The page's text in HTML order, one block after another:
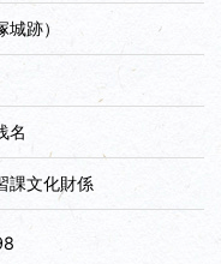
跡）
名
課文化財係